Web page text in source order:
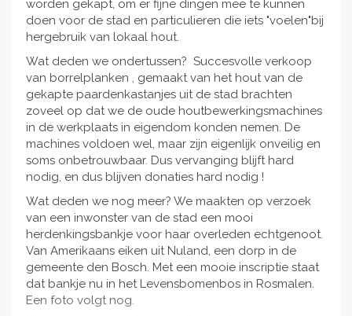
worden gekapt, om er fijne dingen mee te kunnen
doen voor de stad en particulieren die iets "voelen"bij
hergebruik van lokaal hout.
Wat deden we ondertussen? Succesvolle verkoop
van borrelplanken , gemaakt van het hout van de
gekapte paardenkastanjes uit de stad brachten
zoveel op dat we de oude houtbewerkingsmachines
in de werkplaats in eigendom konden nemen. De
machines voldoen wel, maar zijn eigenlijk onveilig en
soms onbetrouwbaar. Dus vervanging blijft hard
nodig, en dus blijven donaties hard nodig !
Wat deden we nog meer? We maakten op verzoek
van een inwonster van de stad een mooi
herdenkingsbankje voor haar overleden echtgenoot.
Van Amerikaans eiken uit Nuland, een dorp in de
gemeente den Bosch. Met een mooie inscriptie staat
dat bankje nu in het Levensbomenbos in Rosmalen.
Een foto volgt nog.